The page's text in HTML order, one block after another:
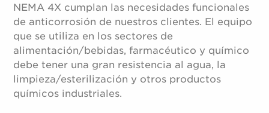
NEMA 4X cumplan las necesidades funcionales
de anticorrosión de nuestros clientes. El equipo
que se utiliza en los sectores de
alimentación/bebidas, farmacéutico y químico
debe tener una gran resistencia al agua, la
limpieza/esterilización y otros productos
químicos industriales.